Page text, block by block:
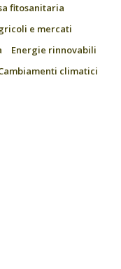
fitosanitaria
e mercati
Energie rinnovabili
climatici